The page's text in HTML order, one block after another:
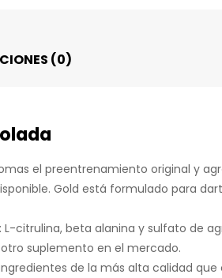
(0)
el preentrenamiento original y
Gold está formulado para
citrulina, beta alanina y sulfato de
suplemento en el mercado.
de la más alta calidad